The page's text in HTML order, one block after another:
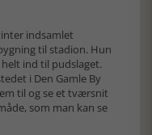
indsamlet
til stadion. Hun
ind til pudslaget.
i Den Gamle By
til og se et tværsnit
som man kan se